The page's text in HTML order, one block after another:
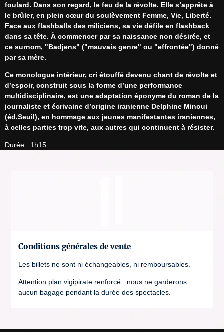
foulard. Dans son regard, le feu de la révolte. Elle s’apprête à
le brûler, en plein cœur du soulèvement Femme, Vie, Liberté.
Face aux flashballs des miliciens, sa vie défile en flashback
dans sa tête. À commencer par sa naissance non désirée, et
ce surnom, "Badjens" ("mauvais genre" ou "effrontée") donné
par sa mère.
Ce monologue intérieur, cri étouffé devenu chant de révolte et
d’espoir, construit sous la forme d’une performance
multidisciplinaire, est une adaptation éponyme du roman de la
journaliste et écrivaine d’origine iranienne Delphine Minoui
(éd.Seuil), en hommage aux jeunes manifestantes iraniennes,
à celles parties trop vite, aux autres qui continuent à résister.
Durée : 1h15
Conditions générales de vente
Les billets ne sont ni échangeables, ni remboursables.
Attention plan vigipirate renforcé : nous ne garderons
aucun bagage pendant la durée des spectacles.